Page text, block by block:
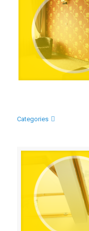
Categories